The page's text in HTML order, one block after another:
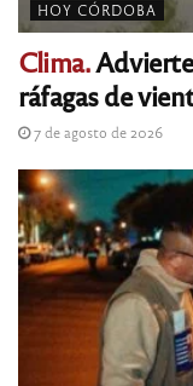
HOY CÓRDOBA
Clima.
ráfagas de
7 de agosto de 2026